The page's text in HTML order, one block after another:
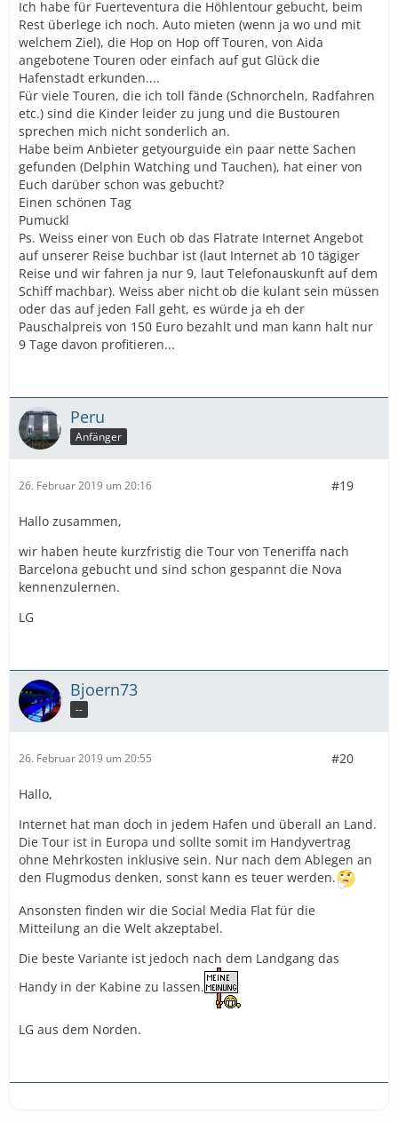
Ich habe für Fuerteventura die Höhlentour gebucht, beim
Rest überlege ich noch. Auto mieten (wenn ja wo und mit
welchem Ziel), die Hop on Hop off Touren, von Aida
angebotene Touren oder einfach auf gut Glück die
Hafenstadt erkunden....
Für viele Touren, die ich toll fände (Schnorcheln, Radfahren
etc.) sind die Kinder leider zu jung und die Bustouren
sprechen mich nicht sonderlich an.
Habe beim Anbieter getyourguide ein paar nette Sachen
gefunden (Delphin Watching und Tauchen), hat einer von
Euch darüber schon was gebucht?
Einen schönen Tag
Pumuckl
Ps. Weiss einer von Euch ob das Flatrate Internet Angebot
auf unserer Reise buchbar ist (laut Internet ab 10 tägiger
Reise und wir fahren ja nur 9, laut Telefonauskunft auf dem
Schiff machbar). Weiss aber nicht ob die kulant sein müssen
oder das auf jeden Fall geht, es würde ja eh der
Pauschalpreis von 150 Euro bezahlt und man kann halt nur
9 Tage davon profitieren...
Peru
Anfänger
26. Februar 2019 um 20:16 #19
Hallo zusammen,
wir haben heute kurzfristig die Tour von Teneriffa nach
Barcelona gebucht und sind schon gespannt die Nova
kennenzulernen.
LG
Bjoern73
--
26. Februar 2019 um 20:55 #20
Hallo,
Internet hat man doch in jedem Hafen und überall an Land.
Die Tour ist in Europa und sollte somit im Handyvertrag
ohne Mehrkosten inklusive sein. Nur nach dem Ablegen an
den Flugmodus denken, sonst kann es teuer werden.
Ansonsten finden wir die Social Media Flat für die
Mitteilung an die Welt akzeptabel.
Die beste Variante ist jedoch nach dem Landgang das
Handy in der Kabine zu lassen.
LG aus dem Norden.